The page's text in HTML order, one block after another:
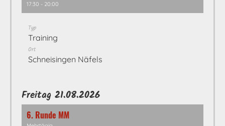
17:30 - 20:00
Typ
Training
Ort
Schneisingen Näfels
Freitag 21.08.2026
6. Runde MM